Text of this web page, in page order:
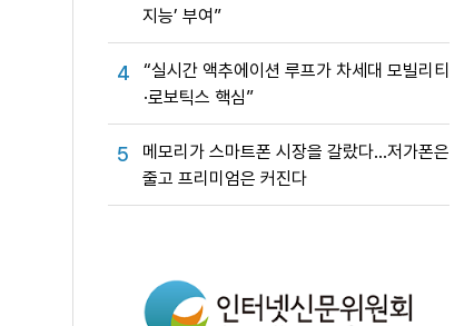
지능’ 부여”
4
“실시간 액추에이션 루프가 차세대 모빌리티
·로보틱스 핵심”
5
메모리가 스마트폰 시장을 갈랐다…저가폰은
줄고 프리미엄은 커진다